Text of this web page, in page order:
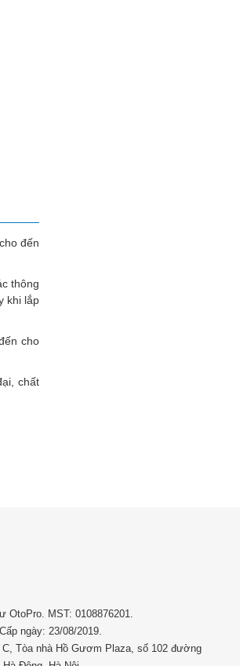
đến
thông
khi lắp
cho
chất
OtoPro. MST: 0108876201.
ngày: 23/08/2019.
Tòa nhà Hồ Gươm Plaza, số 102 đường